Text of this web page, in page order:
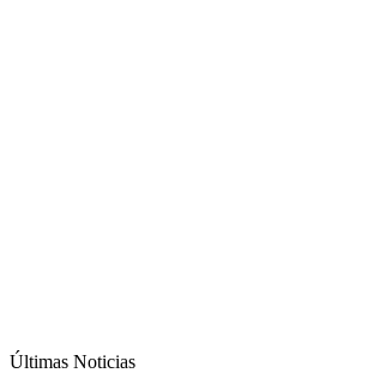
Últimas Noticias